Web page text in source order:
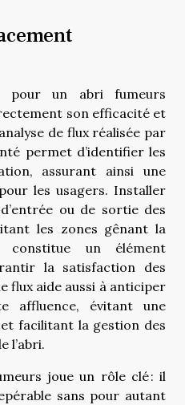
pour un abri fumeurs
son efficacité et
de flux réalisée par
permet d’identifier les
assurant ainsi une
les usagers. Installer
ou de sortie des
les zones gênant la
constitue un élément
la satisfaction des
flux aide aussi à anticiper
affluence, évitant une
facilitant la gestion des
l’abri.
joue un rôle clé : il
sans pour autant